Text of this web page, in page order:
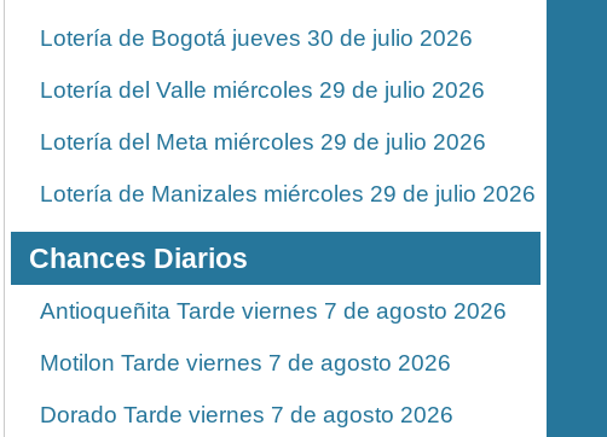
Lotería de Bogotá jueves 30 de julio 2026
Lotería del Valle miércoles 29 de julio 2026
Lotería del Meta miércoles 29 de julio 2026
Lotería de Manizales miércoles 29 de julio 2026
Chances Diarios
Antioqueñita Tarde viernes 7 de agosto 2026
Motilon Tarde viernes 7 de agosto 2026
Dorado Tarde viernes 7 de agosto 2026